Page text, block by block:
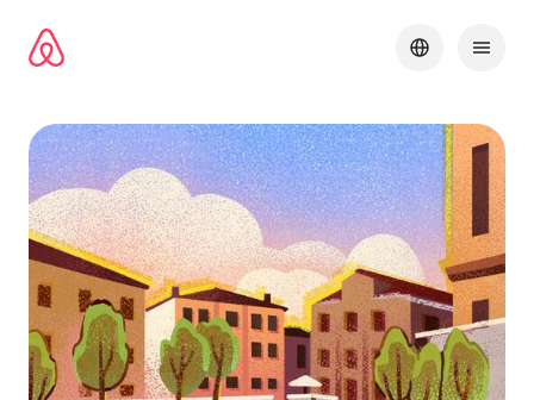
direct
naar